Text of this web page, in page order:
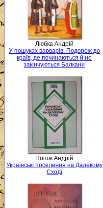
Любка Андрій
У пошуках варварів. Подорож до
країв, де починаються й не
закінчуються Балкани
Попок Андрій
Українські поселення на Далекому
Сході